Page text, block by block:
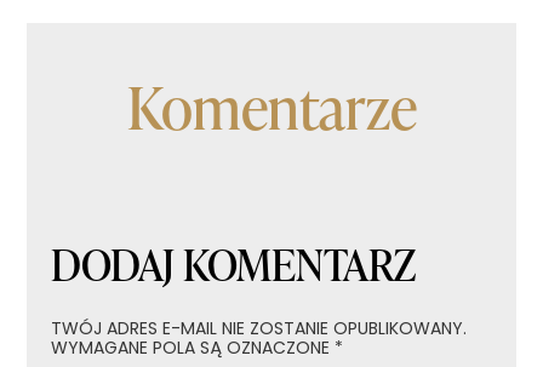
Komentarze
DODAJ KOMENTARZ
TWÓJ ADRES E-MAIL NIE ZOSTANIE OPUBLIKOWANY.
WYMAGANE POLA SĄ OZNACZONE *